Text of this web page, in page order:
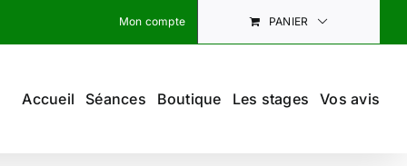
Mon compte PANIER
Accueil Séances Boutique Les stages Vos avis